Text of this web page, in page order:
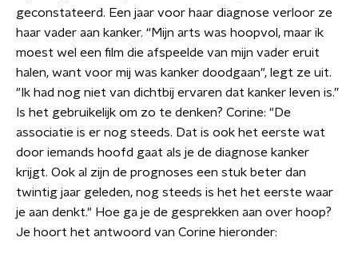
geconstateerd. Een jaar voor haar diagnose verloor ze
haar vader aan kanker. “Mijn arts was hoopvol, maar ik
moest wel een film die afspeelde van mijn vader eruit
halen, want voor mij was kanker doodgaan", legt ze uit.
"Ik had nog niet van dichtbij ervaren dat kanker leven is.”
Is het gebruikelijk om zo te denken? Corine: "De
associatie is er nog steeds. Dat is ook het eerste wat
door iemands hoofd gaat als je de diagnose kanker
krijgt. Ook al zijn de prognoses een stuk beter dan
twintig jaar geleden, nog steeds is het het eerste waar
je aan denkt." Hoe ga je de gesprekken aan over hoop?
Je hoort het antwoord van Corine hieronder: